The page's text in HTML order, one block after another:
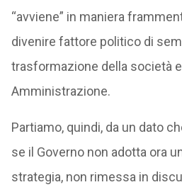
“avviene” in maniera
divenire fattore politico di
trasformazione della società
Amministrazione.
Partiamo, quindi, da un dato
se il Governo non adotta ora
strategia, non rimessa in